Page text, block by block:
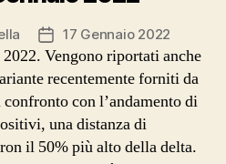
Data
dell'articolo
17 Gennaio 2022
Vengono riportati anche
recentemente forniti da
con l’andamento di
una distanza di
il 50% più alto della delta.